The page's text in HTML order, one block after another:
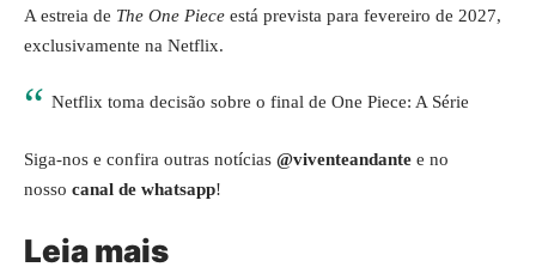
A estreia de The One Piece está prevista para fevereiro de 2027,
exclusivamente na Netflix.
Netflix toma decisão sobre o final de One Piece: A Série
Siga-nos e confira outras notícias @viventeandante e no
nosso canal de whatsapp!
Leia mais